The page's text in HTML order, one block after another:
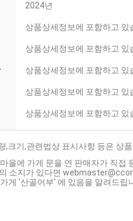
2024년
상품상세정보에 포함하고 있
상품상세정보에 포함하고 있
상품상세정보에 포함하고 있
상품상세정보에 포함하고 있
상품상세정보에 포함하고 있
,크기,관련법상 표시사항 등은 상
을에 가게 문을 연 판매자가 직접
소지가 있다면
게 '산골어부' 에 있음을 알려드립